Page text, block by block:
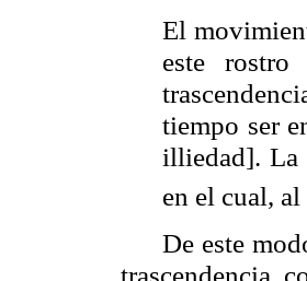
El
este
tiempo ser
illiedad]. La
en el cual,
De este
trascendencia